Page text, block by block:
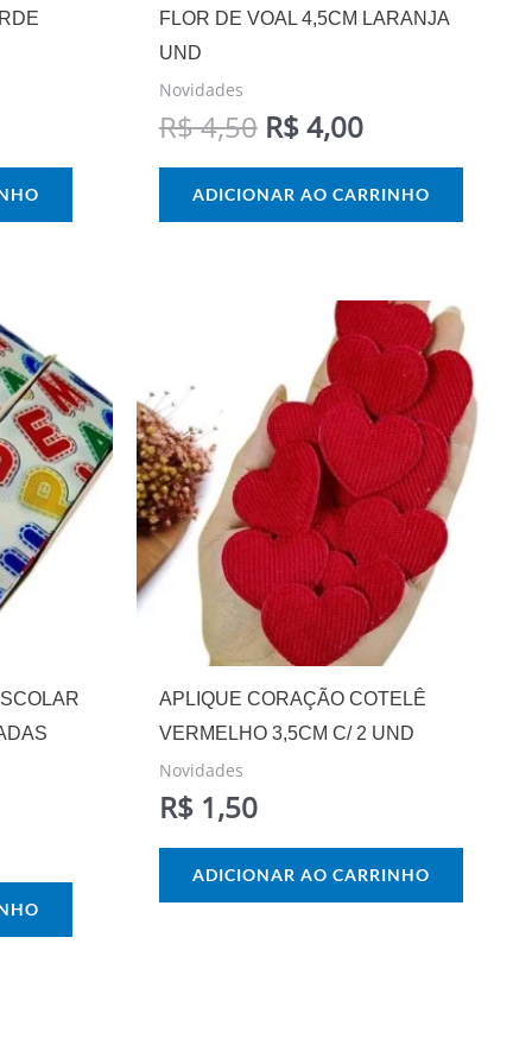
FLOR DE VOAL 4,5CM LARANJA
UND
Novidades
R$4,50 R$4,00
ADICIONAR AO CARRINHO
APLIQUE CORAÇÃO COTELÊ
VERMELHO 3,5CM C/ 2 UND
Novidades
R$1,50
ADICIONAR AO CARRINHO